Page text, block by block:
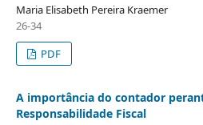
Maria Elisabeth Pereira Kraemer
26-34
PDF
A importância do contador
Responsabilidade Fiscal